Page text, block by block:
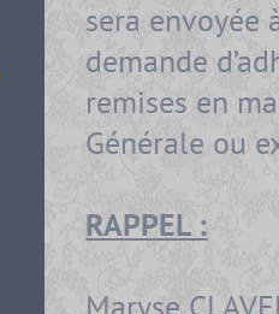
sera envoyée
demande
remises en
Générale ou
RAPPEL :
Maryse